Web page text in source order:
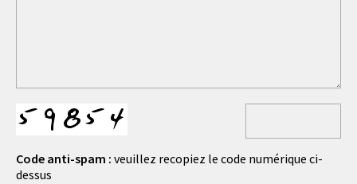
Code anti-spam : veuillez recopiez le code numérique ci-
dessus